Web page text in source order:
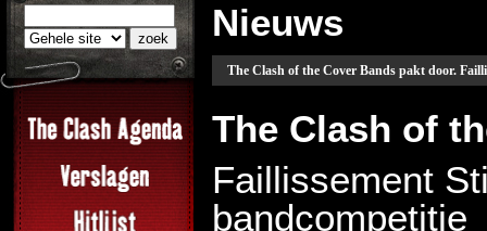
Nieuws
The Clash of the Cover Bands pakt door.
The Clash of
Faillissement
bandcompetitie